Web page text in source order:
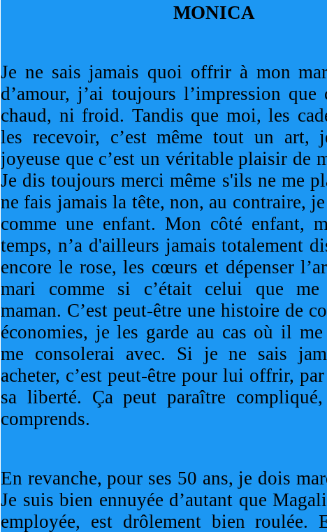
MONICA
Je ne sais jamais quoi offrir à mon
d’amour, j’ai toujours l’impression
chaud, ni froid. Tandis que moi, les
les recevoir, c’est même tout un art,
joyeuse que c’est un véritable plaisir de
Je dis toujours merci même s'ils ne me
ne fais jamais la tête, non, au contraire,
comme une enfant. Mon côté enfant,
temps, n’a d'ailleurs jamais totalement
encore le rose, les cœurs et dépenser
mari comme si c’était celui que me
maman. C’est peut-être une histoire de
économies, je les garde au cas où il
me consolerai avec. Si je ne sais
acheter, c’est peut-être pour lui offrir,
sa liberté. Ça peut paraître
comprends.
En revanche, pour ses 50 ans, je dois
Je suis bien ennuyée d’autant que
employée, est drôlement bien roulée.